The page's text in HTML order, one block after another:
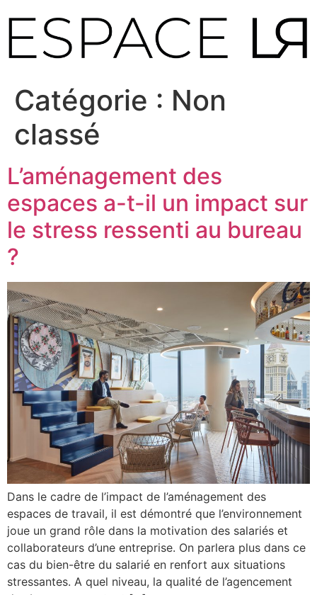
au
contenu
Catégorie : Non
classé
L’aménagement des
espaces a-t-il un impact sur
le stress ressenti au bureau
?
Dans le cadre de l’impact de l’aménagement des
espaces de travail, il est démontré que l’environnement
joue un grand rôle dans la motivation des salariés et
collaborateurs d’une entreprise. On parlera plus dans ce
cas du bien-être du salarié en renfort aux situations
stressantes. A quel niveau, la qualité de l’agencement